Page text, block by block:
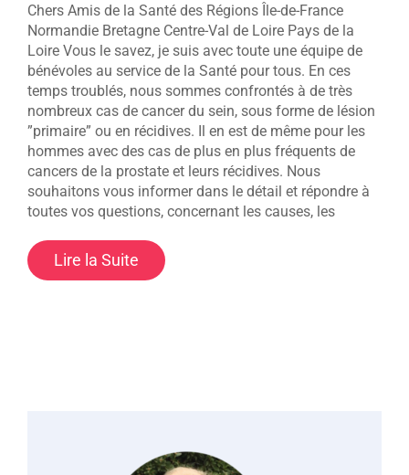
Chers Amis de la Santé des Régions Île-de-France
Normandie Bretagne Centre-Val de Loire Pays de la
Loire Vous le savez, je suis avec toute une équipe de
bénévoles au service de la Santé pour tous. En ces
temps troublés, nous sommes confrontés à de très
nombreux cas de cancer du sein, sous forme de lésion
”primaire” ou en récidives. Il en est de même pour les
hommes avec des cas de plus en plus fréquents de
cancers de la prostate et leurs récidives. Nous
souhaitons vous informer dans le détail et répondre à
toutes vos questions, concernant les causes, les
Lire la Suite